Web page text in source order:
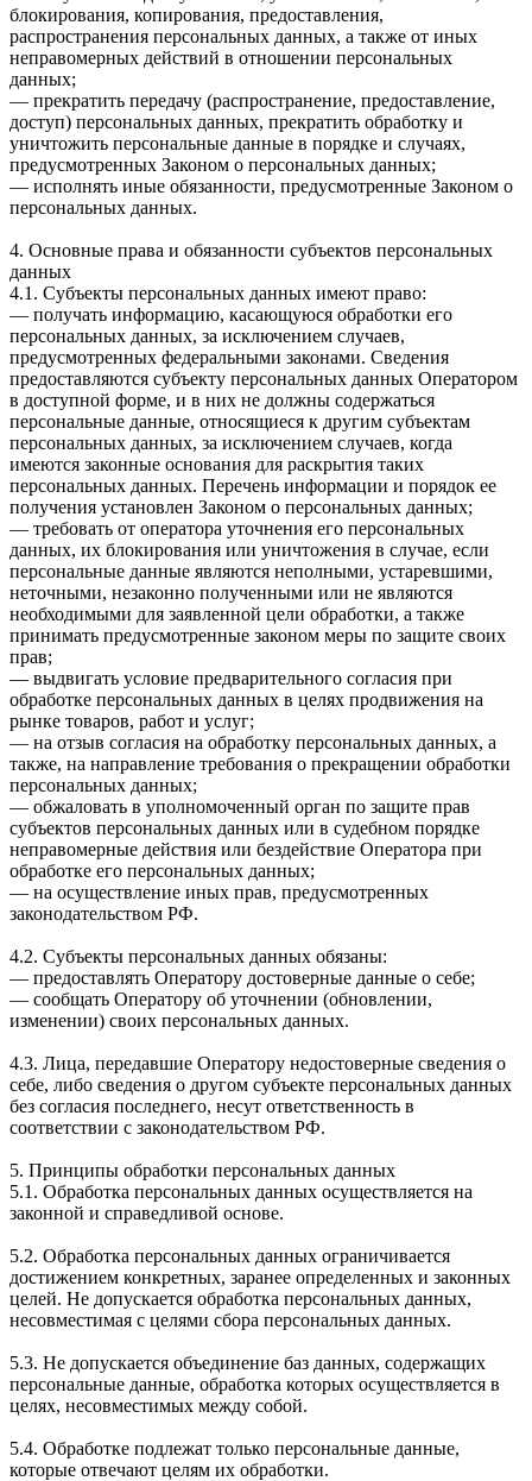
блокирования, копирования, предоставления,
распространения персональных данных, а также от иных
неправомерных действий в отношении персональных
данных;
— прекратить передачу (распространение, предоставление,
доступ) персональных данных, прекратить обработку и
уничтожить персональные данные в порядке и случаях,
предусмотренных Законом о персональных данных;
— исполнять иные обязанности, предусмотренные Законом о
персональных данных.
4. Основные права и обязанности субъектов персональных
данных
4.1. Субъекты персональных данных имеют право:
— получать информацию, касающуюся обработки его
персональных данных, за исключением случаев,
предусмотренных федеральными законами. Сведения
предоставляются субъекту персональных данных Оператором
в доступной форме, и в них не должны содержаться
персональные данные, относящиеся к другим субъектам
персональных данных, за исключением случаев, когда
имеются законные основания для раскрытия таких
персональных данных. Перечень информации и порядок ее
получения установлен Законом о персональных данных;
— требовать от оператора уточнения его персональных
данных, их блокирования или уничтожения в случае, если
персональные данные являются неполными, устаревшими,
неточными, незаконно полученными или не являются
необходимыми для заявленной цели обработки, а также
принимать предусмотренные законом меры по защите своих
прав;
— выдвигать условие предварительного согласия при
обработке персональных данных в целях продвижения на
рынке товаров, работ и услуг;
— на отзыв согласия на обработку персональных данных, а
также, на направление требования о прекращении обработки
персональных данных;
— обжаловать в уполномоченный орган по защите прав
субъектов персональных данных или в судебном порядке
неправомерные действия или бездействие Оператора при
обработке его персональных данных;
— на осуществление иных прав, предусмотренных
законодательством РФ.
4.2. Субъекты персональных данных обязаны:
— предоставлять Оператору достоверные данные о себе;
— сообщать Оператору об уточнении (обновлении,
изменении) своих персональных данных.
4.3. Лица, передавшие Оператору недостоверные сведения о
себе, либо сведения о другом субъекте персональных данных
без согласия последнего, несут ответственность в
соответствии с законодательством РФ.
5. Принципы обработки персональных данных
5.1. Обработка персональных данных осуществляется на
законной и справедливой основе.
5.2. Обработка персональных данных ограничивается
достижением конкретных, заранее определенных и законных
целей. Не допускается обработка персональных данных,
несовместимая с целями сбора персональных данных.
5.3. Не допускается объединение баз данных, содержащих
персональные данные, обработка которых осуществляется в
целях, несовместимых между собой.
5.4. Обработке подлежат только персональные данные,
которые отвечают целям их обработки.